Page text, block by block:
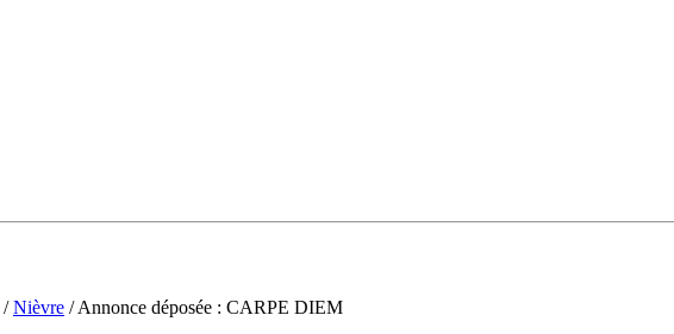
/Nièvre / Annonce déposée : CARPE DIEM